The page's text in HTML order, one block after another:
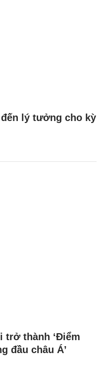
đến lý tưởng cho kỳ
trở thành ‘Điểm
đầu châu Á’